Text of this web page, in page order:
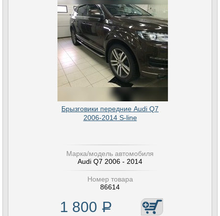
Брызговики передние Audi Q7
2006-2014 S-line
Марка/модель автомобиля
Audi Q7 2006 - 2014
Номер товара
86614
1 800 Р